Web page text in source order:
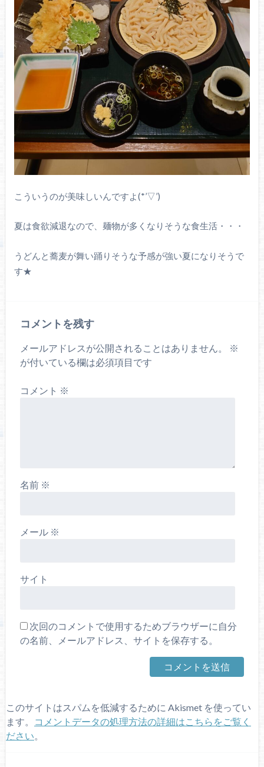
こういうのが美味しいんですよ(*’▽’)
夏は食欲減退なので、麺物が多くなりそうな食生活・・・
うどんと蕎麦が舞い踊りそうな予感が強い夏になりそうで
す★
コメントを残す
メールアドレスが公開されることはありません。
※
が付いている欄は必須項目です
コメント ※
名前 ※
メール ※
サイト
次回のコメントで使用するためブラウザーに自分
の名前、メールアドレス、サイトを保存する。
このサイトはスパムを低減するために Akismet を使ってい
ます。
コメントデータの処理方法の詳細はこちらをご覧く
ださい。